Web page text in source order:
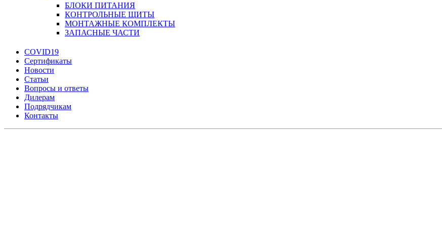
БЛОКИ ПИТАНИЯ
КОНТРОЛЬНЫЕ ЩИТЫ
МОНТАЖНЫЕ КОМПЛЕКТЫ
ЗАПАСНЫЕ ЧАСТИ
COVID19
Сертификаты
Новости
Статьи
Вопросы и ответы
Дилерам
Подрядчикам
Контакты